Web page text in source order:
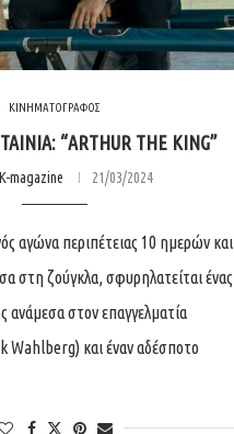
ΚΙΝΗΜΑΤΟΓΡΑΦΟΣ
“ARTHUR THE KING”
magazine 21/03/2024
αγώνα περιπέτειας 10 ημερών και
στη ζούγκλα, σφυρηλατείται ένας
ανάμεσα στον επαγγελματία
Wahlberg) και έναν αδέσποτο